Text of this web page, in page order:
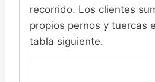
recorrido. Los clientes
propios pernos y tuercas
tabla siguiente.